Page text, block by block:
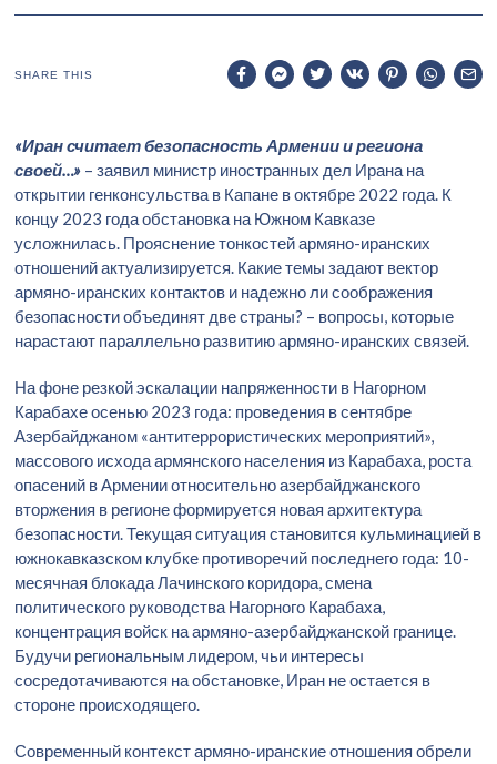
SHARE THIS
«Иран считает безопасность Армении и региона
своей…» – заявил министр иностранных дел Ирана на
открытии генконсульства в Капане в октябре 2022 года. К
концу 2023 года обстановка на Южном Кавказе
усложнилась. Прояснение тонкостей армяно-иранских
отношений актуализируется. Какие темы задают вектор
армяно-иранских контактов и надежно ли соображения
безопасности объединят две страны? – вопросы, которые
нарастают параллельно развитию армяно-иранских связей.
На фоне резкой эскалации напряженности в Нагорном
Карабахе осенью 2023 года: проведения в сентябре
Азербайджаном «антитеррористических мероприятий»,
массового исхода армянского населения из Карабаха, роста
опасений в Армении относительно азербайджанского
вторжения в регионе формируется новая архитектура
безопасности. Текущая ситуация становится кульминацией в
южнокавказском клубке противоречий последнего года: 10-
месячная блокада Лачинского коридора, смена
политического руководства Нагорного Карабаха,
концентрация войск на армяно-азербайджанской границе.
Будучи региональным лидером, чьи интересы
сосредотачиваются на обстановке, Иран не остается в
стороне происходящего.
Современный контекст армяно-иранские отношения обрели